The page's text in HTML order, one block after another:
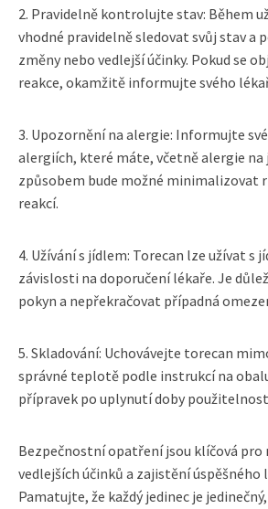
2. Pravidelně kontrolujte stav: Během
vhodné pravidelně sledovat svůj stav a
změny nebo vedlejší účinky. Pokud se
reakce, okamžitě informujte svého
3. Upozornění na alergie: Informujte
alergiích, které máte, včetně alergie
způsobem bude možné minimalizovat
reakcí.
4. Užívání s jídlem: Torecan lze užívat s
závislosti na doporučení lékaře. Je
pokyn a nepřekračovat případná
5. Skladování: Uchovávejte torecan
správné teplotě podle instrukcí na
přípravek po uplynutí doby
Bezpečnostní opatření jsou klíčová
vedlejších účinků a zajistění úspěšného
Pamatujte, že každý jedinec je